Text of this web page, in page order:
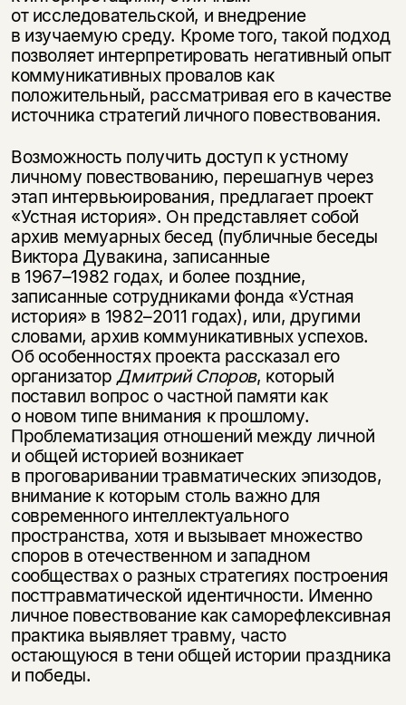
от исследовательской, и внедрение
в изучаемую среду. Кроме того, такой подход
позволяет интерпретировать негативный опыт
коммуникативных провалов как
положительный, рассматривая его в качестве
источника стратегий личного повествования.
Возможность получить доступ к устному
личному повествованию, перешагнув через
этап интервьюирования, предлагает проект
«Устная история». Он представляет собой
архив мемуарных бесед (публичные беседы
Виктора Дувакина, записанные
в1967–1982 годах, и более поздние,
записанные сотрудниками фонда «Устная
история» в 1982–2011 годах), или, другими
словами, архив коммуникативных успехов.
Об особенностях проекта рассказал его
организатор Дмитрий Споров, который
поставил вопрос о частной памяти как
о новом типе внимания к прошлому.
Проблематизация отношений между личной
и общей историей возникает
в проговаривании травматических эпизодов,
внимание к которым столь важно для
современного интеллектуального
пространства, хотя и вызывает множество
споров в отечественном и западном
сообществах о разных стратегиях построения
посттравматической идентичности. Именно
личное повествование как саморефлексивная
практика выявляет травму, часто
остающуюся в тени общей истории праздника
и победы.